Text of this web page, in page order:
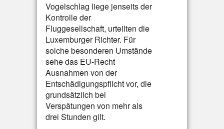
Vogelschlag liege jenseits der
Kontrolle der
Fluggesellschaft, urteilten die
Luxemburger Richter. Für
solche besonderen Umstände
sehe das EU-Recht
Ausnahmen von der
Entschädigungspflicht vor, die
grundsätzlich bei
Verspätungen von mehr als
drei Stunden gilt.